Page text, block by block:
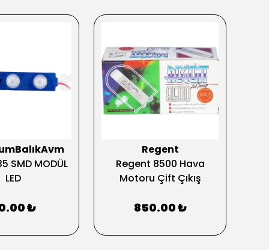
SMD MODÜL
LED
₺
Regent
Regent 8500 Hava
Motoru Çift Çıkış
850.00 ₺